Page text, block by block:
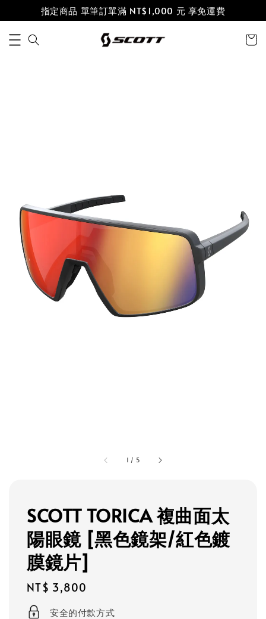
指定商品 單筆訂單滿 NT$1,000 元 享免運費
1 / 5
SCOTT TORICA 複曲面太
陽眼鏡 [黑色鏡架/紅色鍍
膜鏡片]
Regular
price
NT$ 3,800
安全的付款方式